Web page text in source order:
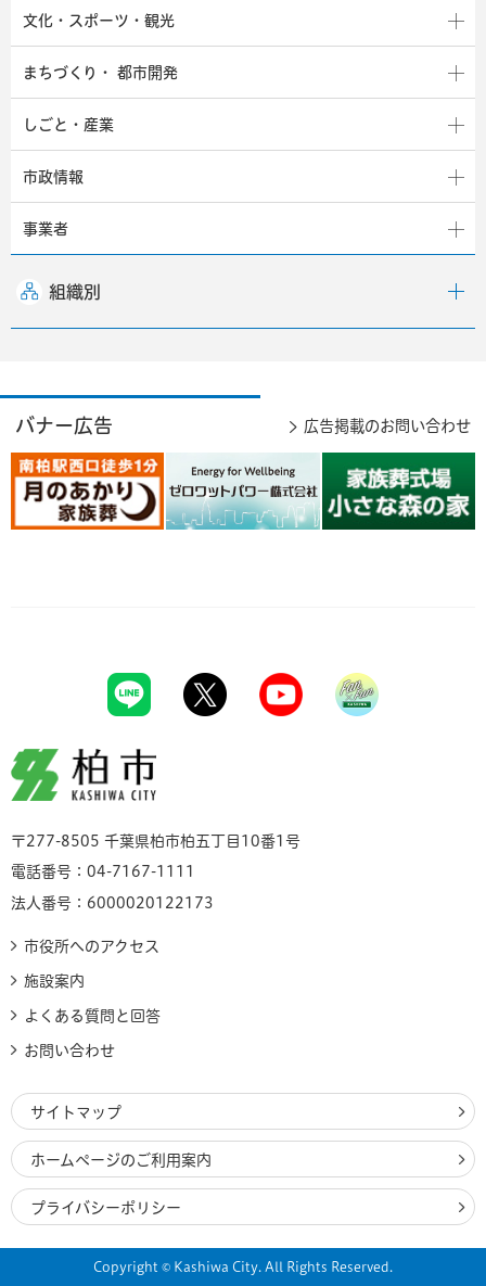
文化・スポーツ・観光
まちづくり・ 都市開発
しごと・産業
市政情報
事業者
組織別
バナー広告 広告掲載のお問い合わせ
柏市
〒277-8505 千葉県柏市柏五丁目10番1号
電話番号：04-7167-1111
法人番号：6000020122173
市役所へのアクセス
施設案内
よくある質問と回答
お問い合わせ
サイトマップ
ホームページのご利用案内
プライバシーポリシー
Copyright © Kashiwa City. All Rights Reserved.